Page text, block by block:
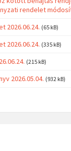
rendelet
2026.06.24. (65 kB)
2026.06.24. (335 kB)
(215 kB)
2026.05.04. (932 kB)